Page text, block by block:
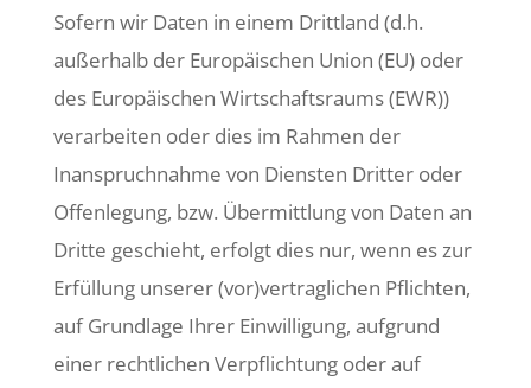
Sofern wir Daten in einem Drittland (d.h.
außerhalb der Europäischen Union (EU) oder
des Europäischen Wirtschaftsraums (EWR))
verarbeiten oder dies im Rahmen der
Inanspruchnahme von Diensten Dritter oder
Offenlegung, bzw. Übermittlung von Daten an
Dritte geschieht, erfolgt dies nur, wenn es zur
Erfüllung unserer (vor)vertraglichen Pflichten,
auf Grundlage Ihrer Einwilligung, aufgrund
einer rechtlichen Verpflichtung oder auf